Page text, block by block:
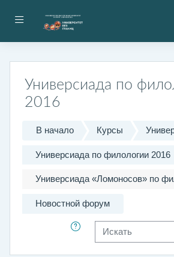
Боковая панель
Универсиада по
2016
В начало Курсы
Универсиада по филологии 2016
Универсиада «Ломоносов» по
Новостной форум
Искать